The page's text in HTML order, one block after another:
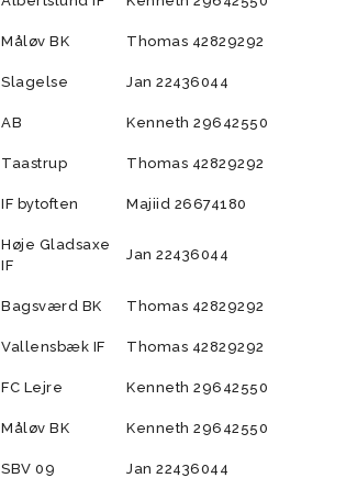
Måløv BK Thomas 42829292
Slagelse Jan 22436044
AB Kenneth 29642550
Taastrup Thomas 42829292
IF bytoften Majiid 26674180
Høje Gladsaxe
IF
Jan 22436044
Bagsværd BK Thomas 42829292
Vallensbæk IF Thomas 42829292
FC Lejre Kenneth 29642550
Måløv BK Kenneth 29642550
SBV 09 Jan 22436044